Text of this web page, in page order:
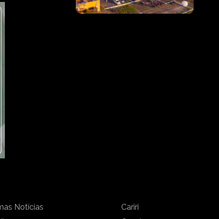
Notícias
Cariri